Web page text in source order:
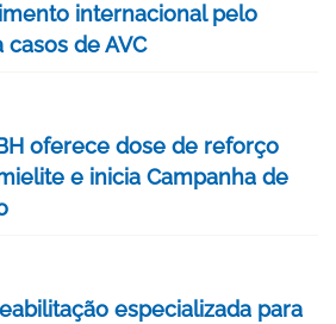
internacional pelo
de AVC
oferece dose de reforço
e inicia Campanha de
especializada para